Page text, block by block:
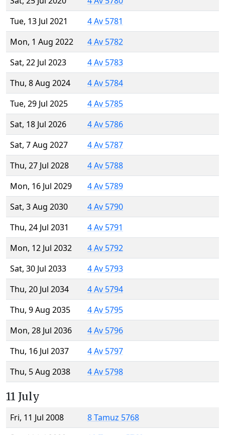
Tue, 13 Jul 2021
4 Av 5781
Mon, 1 Aug 2022
4 Av 5782
Sat, 22 Jul 2023
4 Av 5783
Thu, 8 Aug 2024
4 Av 5784
Tue, 29 Jul 2025
4 Av 5785
Sat, 18 Jul 2026
4 Av 5786
Sat, 7 Aug 2027
4 Av 5787
Thu, 27 Jul 2028
4 Av 5788
Mon, 16 Jul 2029
4 Av 5789
Sat, 3 Aug 2030
4 Av 5790
Thu, 24 Jul 2031
4 Av 5791
Mon, 12 Jul 2032
4 Av 5792
Sat, 30 Jul 2033
4 Av 5793
Thu, 20 Jul 2034
4 Av 5794
Thu, 9 Aug 2035
4 Av 5795
Mon, 28 Jul 2036
4 Av 5796
Thu, 16 Jul 2037
4 Av 5797
Thu, 5 Aug 2038
4 Av 5798
11 July
Fri, 11 Jul 2008
8 Tamuz 5768